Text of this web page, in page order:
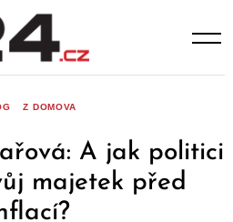
Z DOMOVA
A jak politici
majetek před